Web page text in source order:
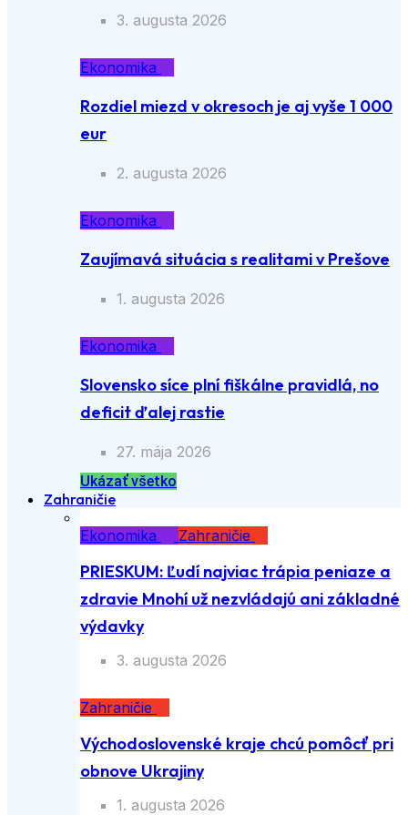
3. augusta 2026
Ekonomika
Rozdiel miezd v okresoch je aj vyše 1 000
eur
2. augusta 2026
Ekonomika
Zaujímavá situácia s realitami v Prešove
1. augusta 2026
Ekonomika
Slovensko síce plní fiškálne pravidlá, no
deficit ďalej rastie
27. mája 2026
Ukázať všetko
Zahraničie
Ekonomika
Zahraničie
PRIESKUM: Ľudí najviac trápia peniaze a
zdravie Mnohí už nezvládajú ani základné
výdavky
3. augusta 2026
Zahraničie
Východoslovenské kraje chcú pomôcť pri
obnove Ukrajiny
1. augusta 2026